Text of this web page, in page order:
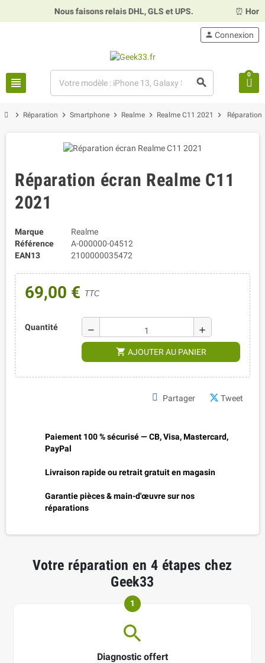
Nous faisons relais DHL, GLS et UPS. ⏰
view_headline search
person Connexion
0
chevron_right Réparation chevron_right Smartphone chevron_right Realme chevron_right Realme C11 2021 chevron_right Réparation
Réparation écran Realme C11
2021
Marque
Realme
Référence
A-000000-04512
EAN13
2100000035472
69,00 € TTC
Quantité remove add
shopping_cart AJOUTER AU PANIER
Partager Tweet
Paiement 100 % sécurisé — CB, Visa, Mastercard,
PayPal
Livraison rapide ou retrait gratuit en magasin
Garantie pièces & main-d'œuvre sur nos
réparations
Votre réparation en 4 étapes chez
Geek33
1
Diagnostic offert